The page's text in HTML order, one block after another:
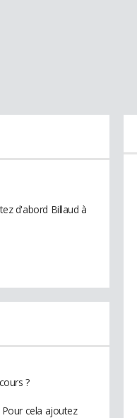
d'abord Billaud à
?
cela ajoutez